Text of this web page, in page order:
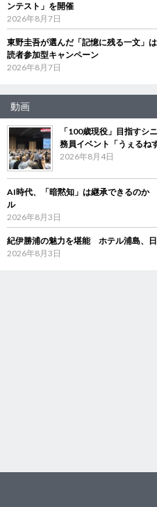
ンテスト」を開催
2026年8月7日
東野圭吾が選んだ「記憶に残る一文」
読者参加型キャンペーン
2026年8月7日
動画
「100歳現役」目指す
務員イベント「うぇるね
2026年8月4日
AI時代、「暗黙知」は継承できるのか
ル
2026年8月3日
紀伊勝浦の魅力を堪能 ホテル浦島、
2026年8月3日